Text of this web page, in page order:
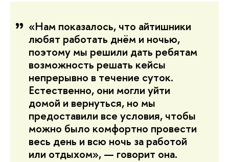
«Нам показалось, что айтишники
любят работать днём и ночью,
поэтому мы решили дать ребятам
возможность решать кейсы
непрерывно в течение суток.
Естественно, они могли уйти
домой и вернуться, но мы
предоставили все условия, чтобы
можно было комфортно провести
весь день и всю ночь за работой
или отдыхом», — говорит она.